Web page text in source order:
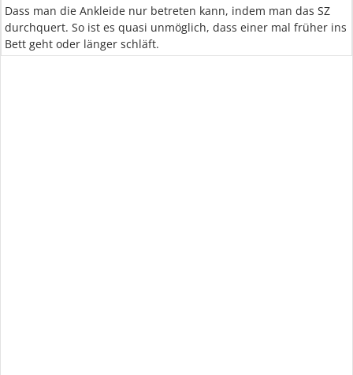
Dass man die Ankleide nur betreten kann, indem man das SZ
durchquert. So ist es quasi unmöglich, dass einer mal früher ins
Bett geht oder länger schläft.